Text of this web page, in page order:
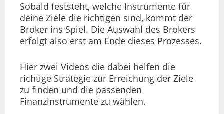
Sobald feststeht, welche Instrumente für
deine Ziele die richtigen sind, kommt der
Broker ins Spiel. Die Auswahl des Brokers
erfolgt also erst am Ende dieses Prozesses.
Hier zwei Videos die dabei helfen die
richtige Strategie zur Erreichung der Ziele
zu finden und die passenden
Finanzinstrumente zu wählen.